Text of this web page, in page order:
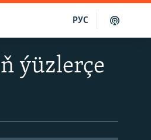
РУС
ýüzlerçe